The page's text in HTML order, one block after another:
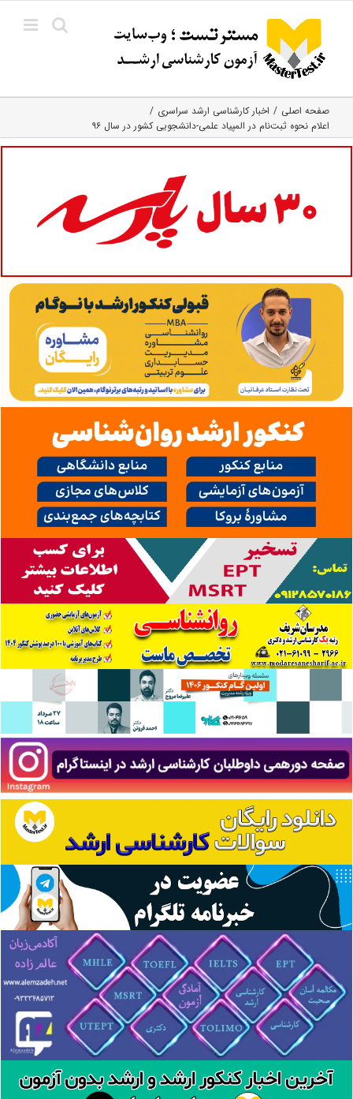
content
صفحه اصلی
اخبار کارشناسی ارشد سراسری
اعلام نحوه ثبت‌نام‌ در المپیاد علمی-دانشجویی کشور در سال ۹۶